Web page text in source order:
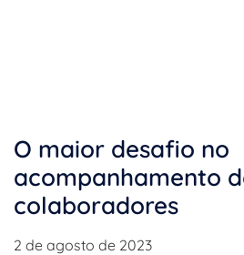
O maior desafio no
acompanhamento
colaboradores
2 de agosto de 2023